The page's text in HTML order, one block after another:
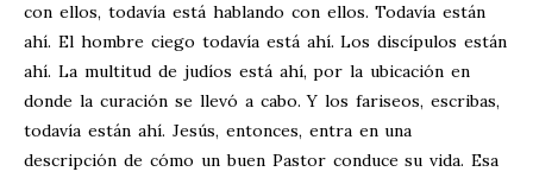
con ellos, todavía está hablando con ellos. Todavía están
ahí. El hombre ciego todavía está ahí. Los discípulos están
ahí. La multitud de judíos está ahí, por la ubicación en
donde la curación se llevó a cabo. Y los fariseos, escribas,
todavía están ahí. Jesús, entonces, entra en una
descripción de cómo un buen Pastor conduce su vida. Esa